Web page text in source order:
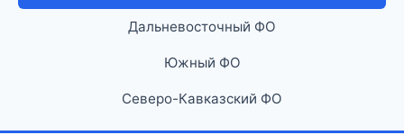
Дальневосточный ФО
Южный ФО
Северо-Кавказский ФО